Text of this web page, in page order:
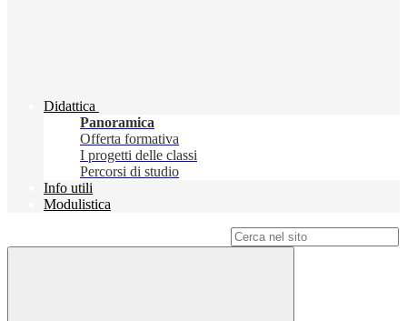
Didattica
Panoramica
Offerta formativa
I progetti delle classi
Percorsi di studio
Info utili
Modulistica